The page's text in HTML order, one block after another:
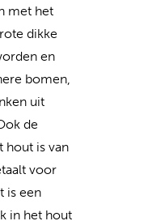
met het
dikke
en
bomen,
uit
de
hout is van
voor
is een
in het hout